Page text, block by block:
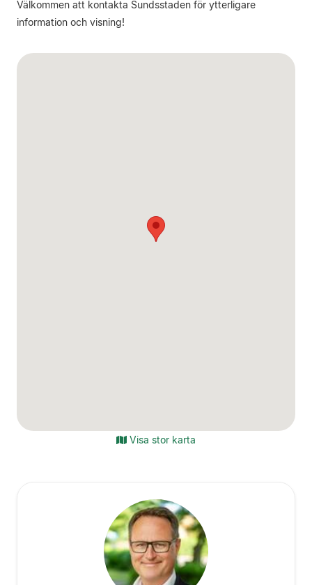
Välkommen att kontakta Sundsstaden för ytterligare
information och visning!
Visa stor karta